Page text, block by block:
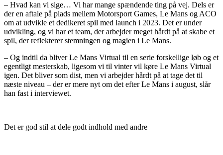
– Hvad kan vi sige… Vi har mange spændende ting på vej. Dels er
der en aftale på plads mellem Motorsport Games, Le Mans og ACO
om at udvikle et dedikeret spil med launch i 2023. Det er under
udvikling, og vi har et team, der arbejder meget hårdt på at skabe et
spil, der reflekterer stemningen og magien i Le Mans.
– Og indtil da bliver Le Mans Virtual til en serie forskellige løb og et
egentligt mesterskab, ligesom vi til vinter vil køre Le Mans Virtual
igen. Det bliver som dist, men vi arbejder hårdt på at tage det til
næste niveau – der er mere nyt om det efter Le Mans i august, slår
han fast i interviewet.
Det er god stil at dele godt indhold med andre